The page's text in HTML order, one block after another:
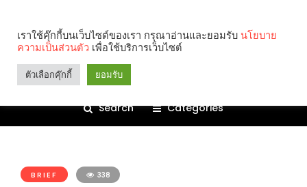
Search Categories
BRIEF 338
เราใช้คุ๊กกี้บนเว็บไซต์ของเรา กรุณาอ่านและยอมรับ นโยบาย
ความเป็นส่วนตัว เพื่อใช้บริการเว็บไซต์
ตัวเลือกคุ๊กกี้ ยอมรับ